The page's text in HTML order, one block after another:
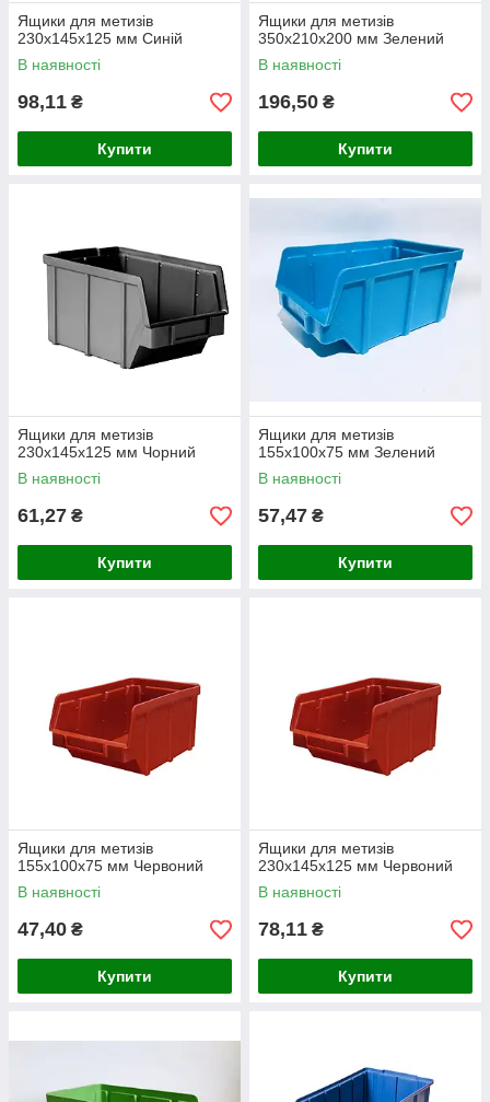
Ящики для метизів
230х145х125 мм Синій
В наявності
98,11 ₴
Купити
Ящики для метизів
350х210х200 мм Зелений
В наявності
196,50 ₴
Купити
Ящики для метизів
230х145х125 мм Чорний
В наявності
61,27 ₴
Купити
Ящики для метизів
155х100х75 мм Зелений
В наявності
57,47 ₴
Купити
Ящики для метизів
155х100х75 мм Червоний
В наявності
47,40 ₴
Купити
Ящики для метизів
230х145х125 мм Червоний
В наявності
78,11 ₴
Купити